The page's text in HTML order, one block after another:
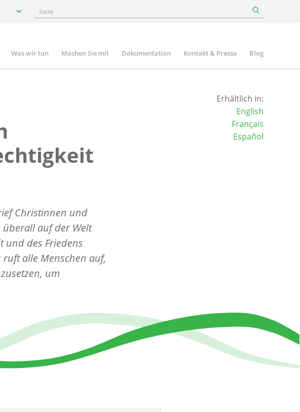
Suche
Was wir tun Machen Sie mit Dokumentation Kontakt & Presse Blog
Christinnen und
auf der Welt
und des Friedens
ruft alle Menschen auf,
um
Erhältlich in:
English
Français
Español